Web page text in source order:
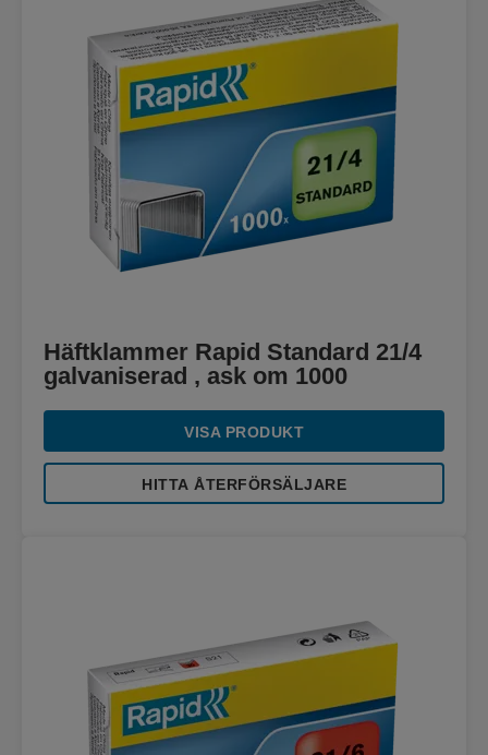
Häftklammer Rapid Standard 21/4
galvaniserad , ask om 1000
VISA PRODUKT
HITTA ÅTERFÖRSÄLJARE